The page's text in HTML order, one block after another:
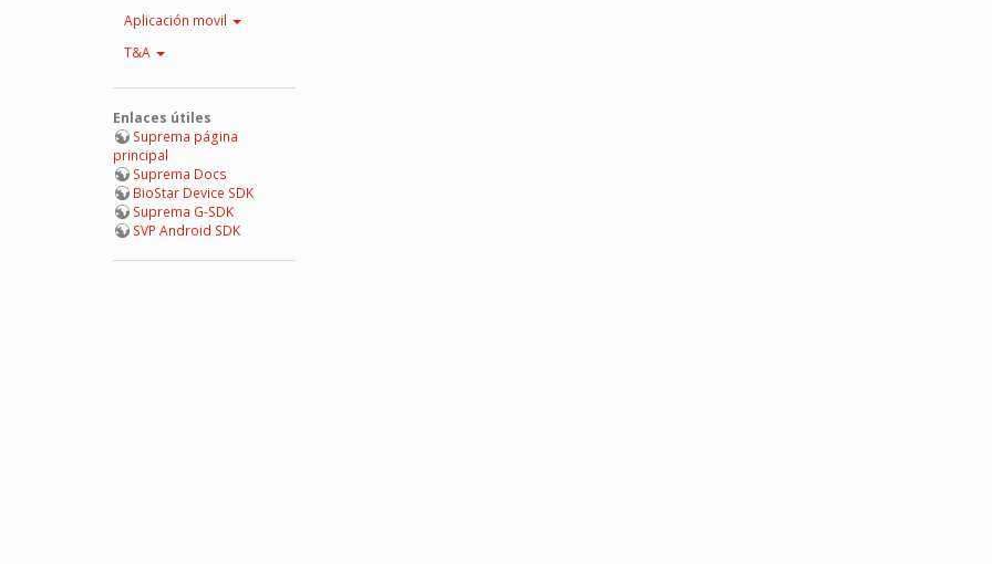
Aplicación movil
T&A
Enlaces útiles
Suprema página
principal
Suprema Docs
BioStar Device SDK
Suprema G-SDK
SVP Android SDK